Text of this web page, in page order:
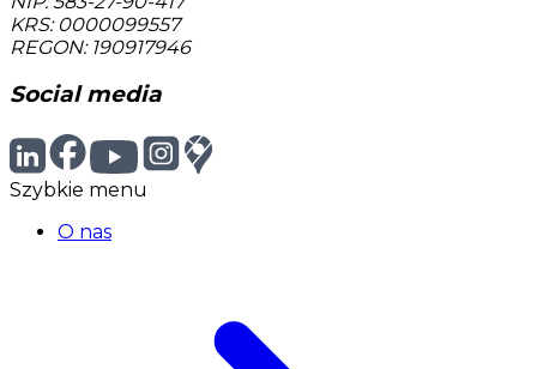
KRS: 0000099557
REGON: 190917946
Social media
Szybkie menu
O nas